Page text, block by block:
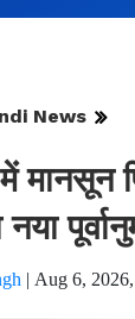
News
में
| Aug 6,